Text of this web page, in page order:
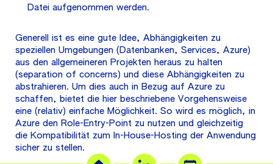
Datei aufgenommen werden.
Generell ist es eine gute Idee, Abhängigkeiten zu
speziellen Umgebungen (Datenbanken, Services, Azure)
aus den allgemeineren Projekten heraus zu halten
(separation of concerns) und diese Abhängigkeiten zu
abstrahieren. Um dies auch in Bezug auf Azure zu
schaffen, bietet die hier beschriebene Vorgehensweise
eine (relativ) einfache Möglichkeit. So wird es möglich, in
Azure den Role-Entry-Point zu nutzen und gleichzeitig
die Kompatibilität zum In-House-Hosting der Anwendung
sicher zu stellen.